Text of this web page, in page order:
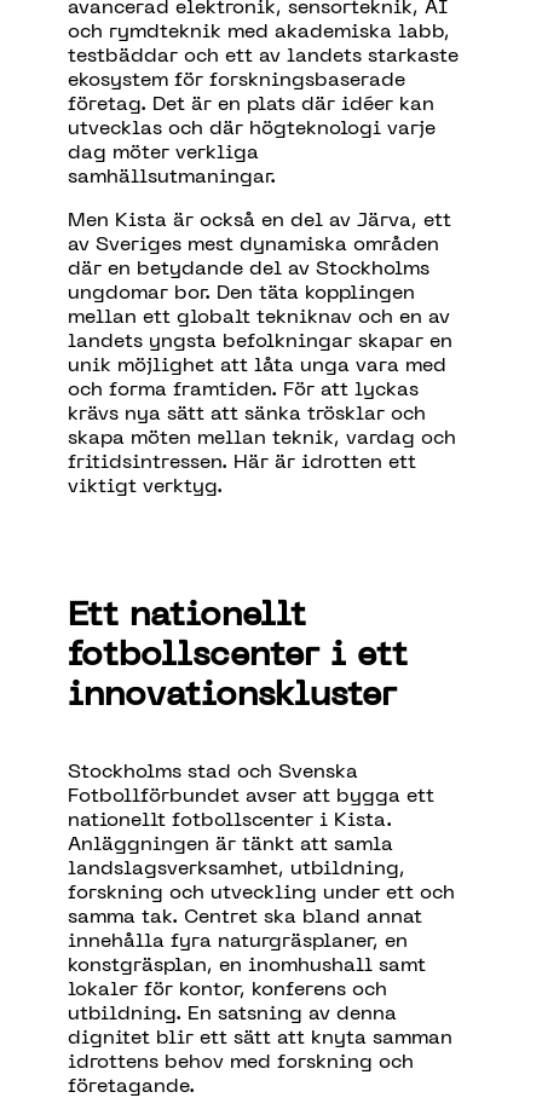
avancerad elektronik, sensorteknik, AI
och rymdteknik med akademiska labb,
testbäddar och ett av landets starkaste
ekosystem för forskningsbaserade
företag. Det är en plats där idéer kan
utvecklas och där högteknologi varje
dag möter verkliga
samhällsutmaningar.
Men Kista är också en del av Järva, ett
av Sveriges mest dynamiska områden
där en betydande del av Stockholms
ungdomar bor. Den täta kopplingen
mellan ett globalt tekniknav och en av
landets yngsta befolkningar skapar en
unik möjlighet att låta unga vara med
och forma framtiden. För att lyckas
krävs nya sätt att sänka trösklar och
skapa möten mellan teknik, vardag och
fritidsintressen. Här är idrotten ett
viktigt verktyg.
Ett nationellt
fotbollscenter i ett
innovationskluster
Stockholms stad och Svenska
Fotbollförbundet avser att bygga ett
nationellt fotbollscenter i Kista.
Anläggningen är tänkt att samla
landslagsverksamhet, utbildning,
forskning och utveckling under ett och
samma tak. Centret ska bland annat
innehålla fyra naturgräsplaner, en
konstgräsplan, en inomhushall samt
lokaler för kontor, konferens och
utbildning. En satsning av denna
dignitet blir ett sätt att knyta samman
idrottens behov med forskning och
företagande.